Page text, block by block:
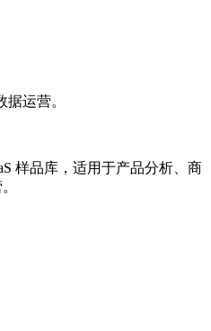
据运营。
样品库，适用于产品分析、商